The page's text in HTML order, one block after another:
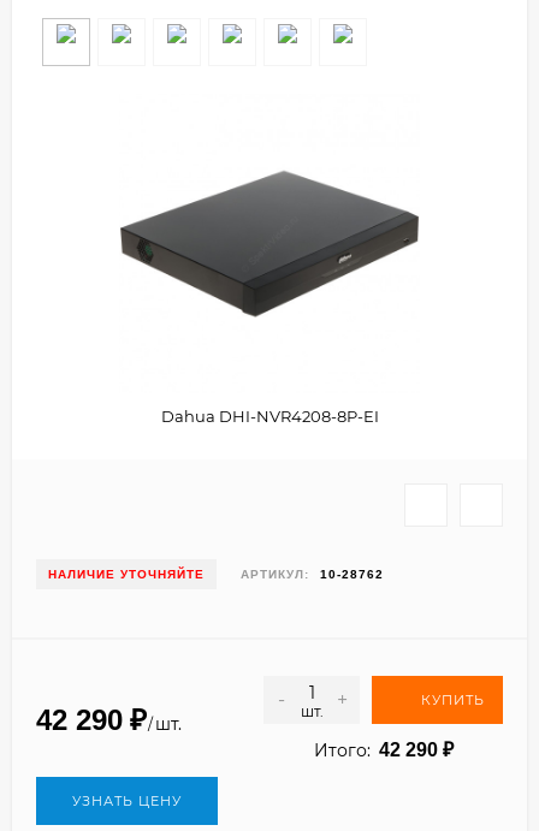
Dahua DHI-NVR4208-8P-EI
НАЛИЧИЕ УТОЧНЯЙТЕ АРТИКУЛ: 10-28762
42 290 ₽/ шт.
-
шт.
+ КУПИТЬ
Итого: 42 290 ₽
УЗНАТЬ ЦЕНУ